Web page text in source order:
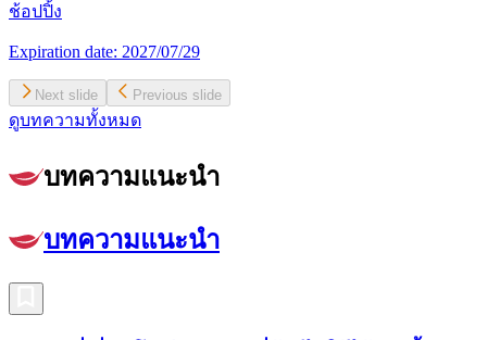
ช้อปปิ้ง
Expiration date: 2027/07/29
Next slide Previous slide
ดูบทความทั้งหมด
บทความแนะนำ
บทความแนะนำ